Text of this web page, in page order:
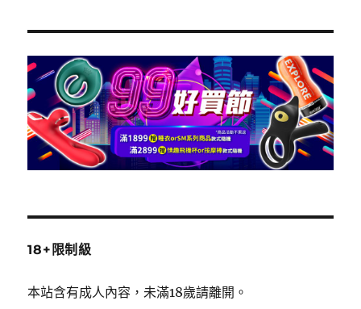
章:
18+限制級
本站含有成人內容，未滿18歲請離開。